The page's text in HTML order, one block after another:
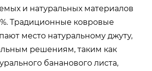
и натуральных материалов
Традиционные ковровые
место натуральному джуту,
решениям, таким как
бананового листа,